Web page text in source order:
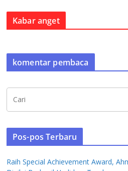
Kabar anget
komentar pembaca
Pos-pos Terbaru
Raih Special Achievement Award,